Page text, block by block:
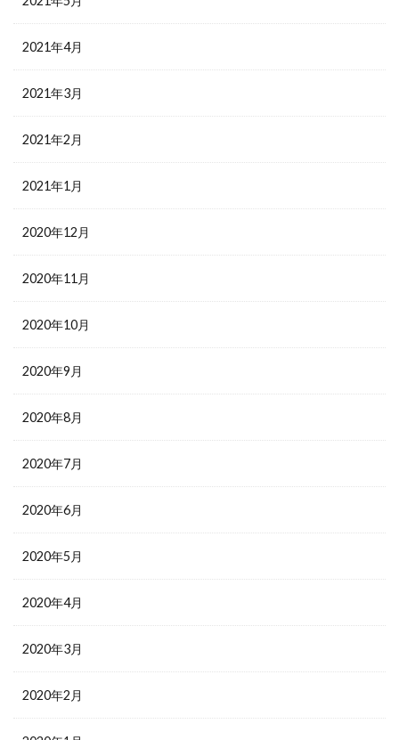
2021年4月
2021年3月
2021年2月
2021年1月
2020年12月
2020年11月
2020年10月
2020年9月
2020年8月
2020年7月
2020年6月
2020年5月
2020年4月
2020年3月
2020年2月